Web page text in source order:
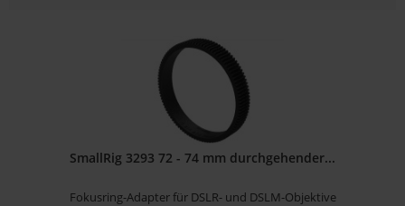
SmallRig 3293 72 - 74 mm durchgehender...
Fokusring-Adapter für DSLR- und DSLM-Objektive